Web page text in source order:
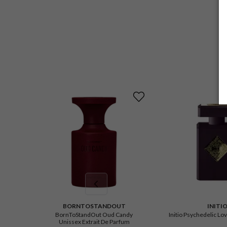
BORNTOSTANDOUT
BornToStandOut Oud Candy
Unissex Extrait De Parfum
INITIO
Initio Psychedelic